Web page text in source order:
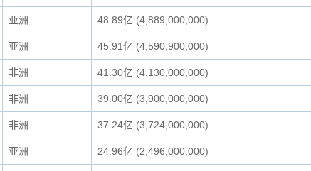
亚洲 48.89亿 (4,889,000,000)
亚洲 45.91亿 (4,590,900,000)
非洲 41.30亿 (4,130,000,000)
非洲 39.00亿 (3,900,000,000)
非洲 37.24亿 (3,724,000,000)
亚洲 24.96亿 (2,496,000,000)